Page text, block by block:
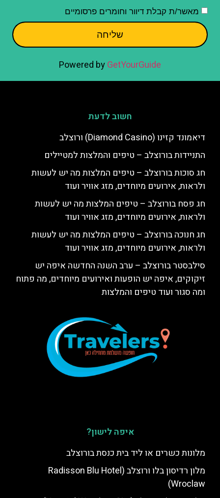
מאשר/ת קבלת דיוור וחומרים פרסומיים
שליחה
Powered byGetYourGuide
חשוב לדעת
דיאמונד קזינו (Diamond Casino) ורוצלב
התניידות בורוצלב – טיפים והמלצות למטיילים
חג סוכות בורוצלב – טיפים המלצות מה יש לעשות
ולראות, אירועים מיוחדים, מזג אוויר ועוד
חג פסח בורוצלב – טיפים המלצות מה יש לעשות
ולראות, אירועים מיוחדים, מזג אוויר ועוד
חג חנוכה בורוצלב – טיפים המלצות מה יש לעשות
ולראות, אירועים מיוחדים, מזג אוויר ועוד
סילבסטר בורוצלב – ערב השנה החדשה איפה יש
זיקוקים, איפה יש הופעות ואירועים מיוחדים, מה פתוח
ומה סגור ועוד טיפים והמלצות
איפה לישון?
מלונות כשרים או ליד בית כנסת בורוצלב
מלון רדיסון בלו ורוצלב (Radisson Blu Hotel
Wroclaw)